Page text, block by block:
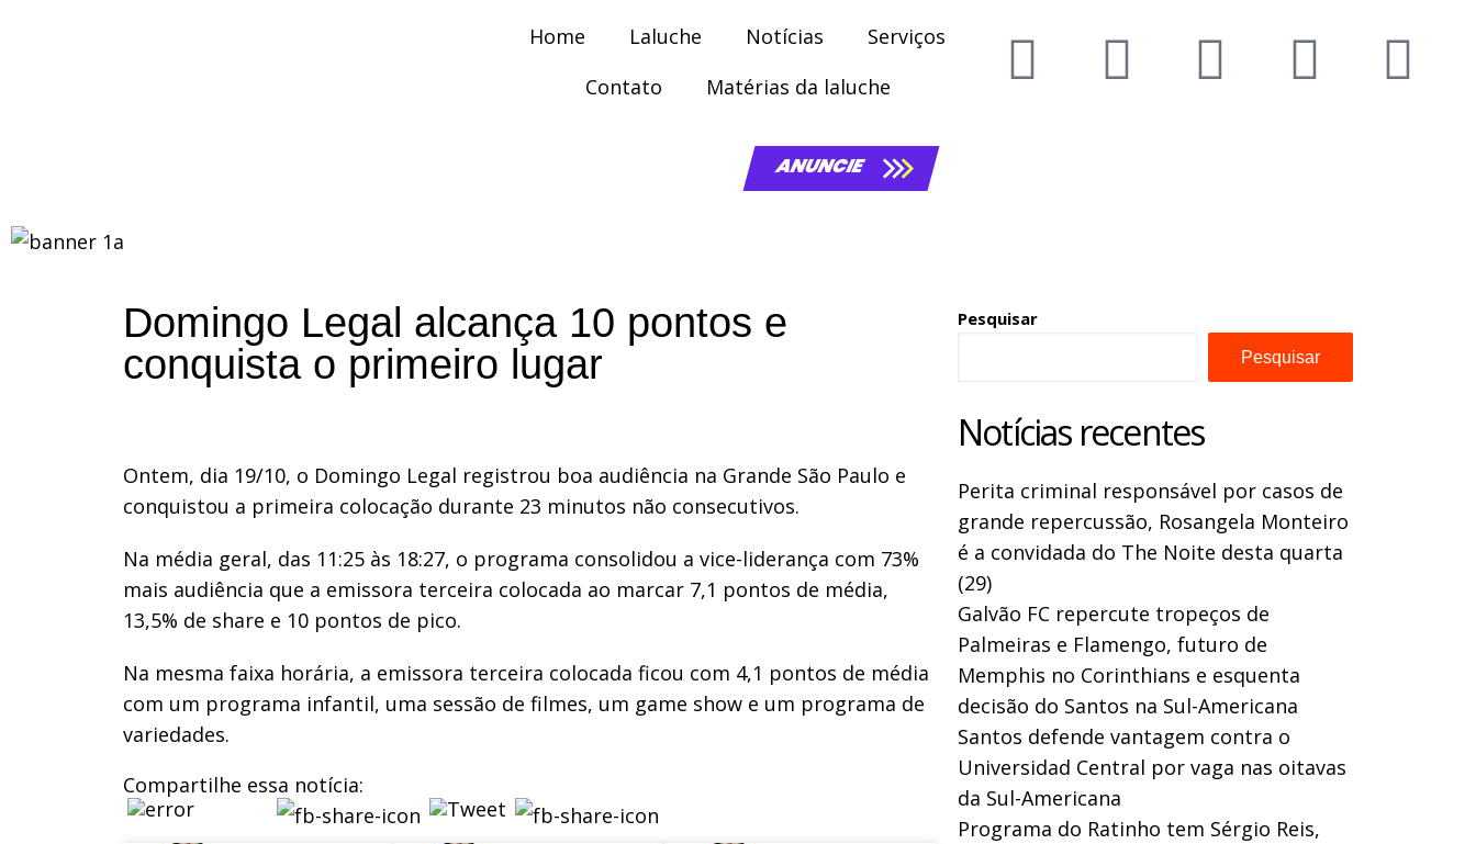
Home Laluche Notícias
Serviços
Contato
Matérias da laluche
ANUNCIE
Domingo Legal alcança 10 pontos e
conquista o primeiro lugar
Ontem, dia 19/10, o Domingo Legal registrou boa audiência na Grande São Paulo e
conquistou a primeira colocação durante 23 minutos não consecutivos.
Na média geral, das 11:25 às 18:27, o programa consolidou a vice-liderança com 73%
mais audiência que a emissora terceira colocada ao marcar 7,1 pontos de média,
13,5% de share e 10 pontos de pico.
Na mesma faixa horária, a emissora terceira colocada ficou com 4,1 pontos de média
com um programa infantil, uma sessão de filmes, um game show e um programa de
variedades.
Compartilhe essa notícia:
Pesquisar
Pesquisar
Notícias recentes
Perita criminal responsável por casos de
grande repercussão, Rosangela Monteiro
é a convidada do The Noite desta quarta
(29)
Galvão FC repercute tropeços de
Palmeiras e Flamengo, futuro de
Memphis no Corinthians e esquenta
decisão do Santos na Sul-Americana
Santos defende vantagem contra o
Universidad Central por vaga nas oitavas
da Sul-Americana
Programa do Ratinho tem Sérgio Reis,